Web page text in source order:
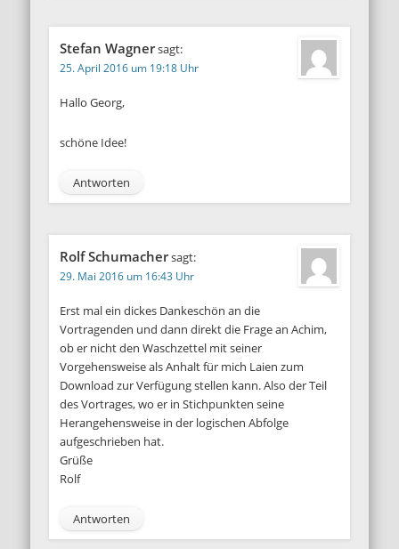
Stefan Wagnersagt:
25. April 2016 um 19:18 Uhr
Hallo Georg,
schöne Idee!
Antworten
Rolf Schumachersagt:
29. Mai 2016 um 16:43 Uhr
Erst mal ein dickes Dankeschön an die
Vortragenden und dann direkt die Frage an Achim,
ob er nicht den Waschzettel mit seiner
Vorgehensweise als Anhalt für mich Laien zum
Download zur Verfügung stellen kann. Also der Teil
des Vortrages, wo er in Stichpunkten seine
Herangehensweise in der logischen Abfolge
aufgeschrieben hat.
Grüße
Rolf
Antworten